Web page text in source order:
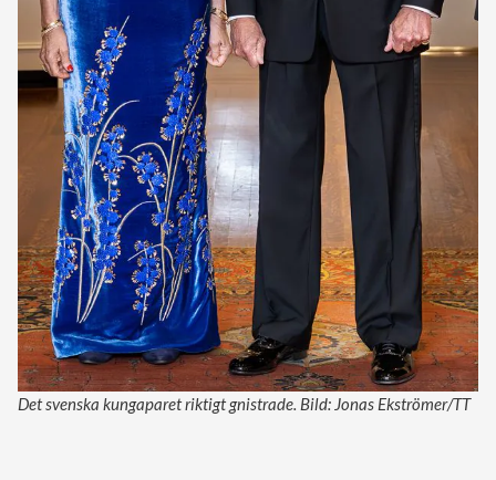
Det svenska kungaparet riktigt gnistrade. Bild: Jonas Ekströmer/TT